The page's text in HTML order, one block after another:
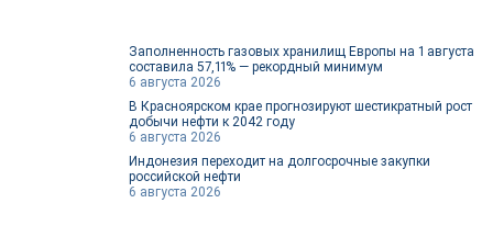
Заполненность газовых хранилищ Европы на 1 августа
составила 57,11% — рекордный минимум
6 августа 2026
В Красноярском крае прогнозируют шестикратный рост
добычи нефти к 2042 году
6 августа 2026
Индонезия переходит на долгосрочные закупки
российской нефти
6 августа 2026